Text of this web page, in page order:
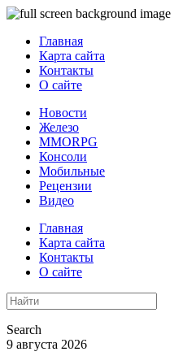
Главная
Карта сайта
Контакты
О сайте
Новости
Железо
MMORPG
Консоли
Мобильные
Рецензии
Видео
Главная
Карта сайта
Контакты
О сайте
Search
9 августа 2026